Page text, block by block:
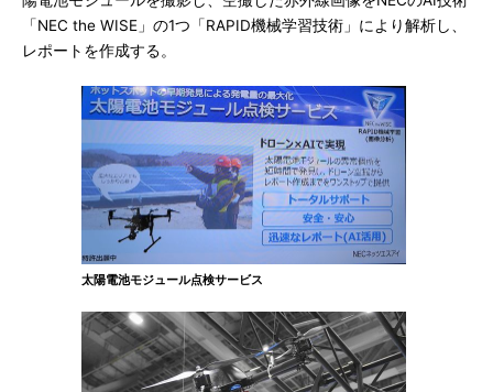
「NEC the WISE」の1つ「RAPID機械学習技術」により解析し、
レポートを作成する。
太陽電池モジュール点検サービス